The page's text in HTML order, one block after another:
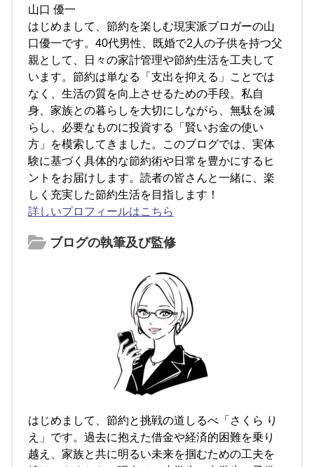
山口 優一
はじめまして、節約を楽しむ現実派ブロガーの山
口優一です。40代男性、既婚で2人の子供を持つ父
親として、日々の家計管理や節約生活を工夫して
います。節約は単なる「支出を抑える」ことでは
なく、生活の質を向上させるための手段。私自
身、家族との暮らしを大切にしながら、無駄を減
らし、必要なものに投資する「賢いお金の使い
方」を模索してきました。このブログでは、実体
験に基づく具体的な節約術や日常を豊かにするヒ
ントをお届けします。読者の皆さんと一緒に、楽
しく充実した節約生活を目指します！
詳しいプロフィールはこちら
ブログの執筆及び監修
はじめまして、節約と挑戦の道しるべ「さくら り
え」です。過去に抱えた借金や経済的困難を乗り
越え、家族と共に明るい未来を掴むための工夫を